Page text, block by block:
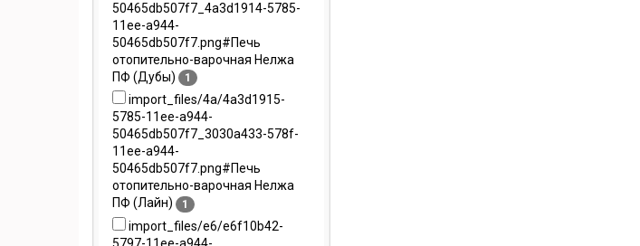
50465db507f7_4a3d1914-5785-
11ee-a944-
50465db507f7.png#Печь
отопительно-варочная Нелжа
ПФ (Дубы)
1
import_files/4a/4a3d1915-
5785-11ee-a944-
50465db507f7_3030a433-578f-
11ee-a944-
50465db507f7.png#Печь
отопительно-варочная Нелжа
ПФ (Лайн)
1
import_files/e6/e6f10b42-
5797-11ee-a944-